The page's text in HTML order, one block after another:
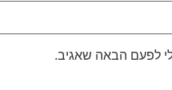
לפעם הבאה שאגיב.